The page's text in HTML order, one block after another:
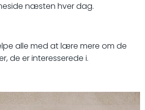
næsten hver dag.
alle med at lære mere om de
de er interesserede i.